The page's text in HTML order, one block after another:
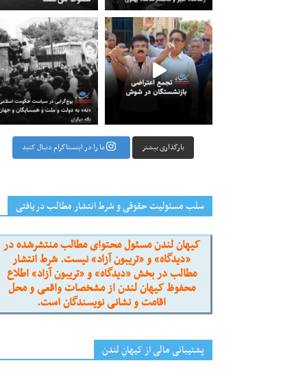
‏‏‏ ‏‏ ‏ پوچ‌گرایی در سیاست حکومت اسلامی؛ «نه» به
بارگذاری بیشتر ما را در اینستاگرام دنبال کنید
سلب مسئولیت حقوقی و شرط انتشار مطالب دریافتی
کیهان لندن مسئول محتوای مطالب منتشرشده در
«دیدگاه» و «تریبون آزاد» نیست. شرط انتشار
مطالب در بخش «دیدگاه» و «تریبون آزاد» اطلاع
محفوظ کیهان لندن از مشخصات واقعی و محل
اقامت و نشانی نویسندگان است.
پشتیبانی مالی از کیهانِ لندن